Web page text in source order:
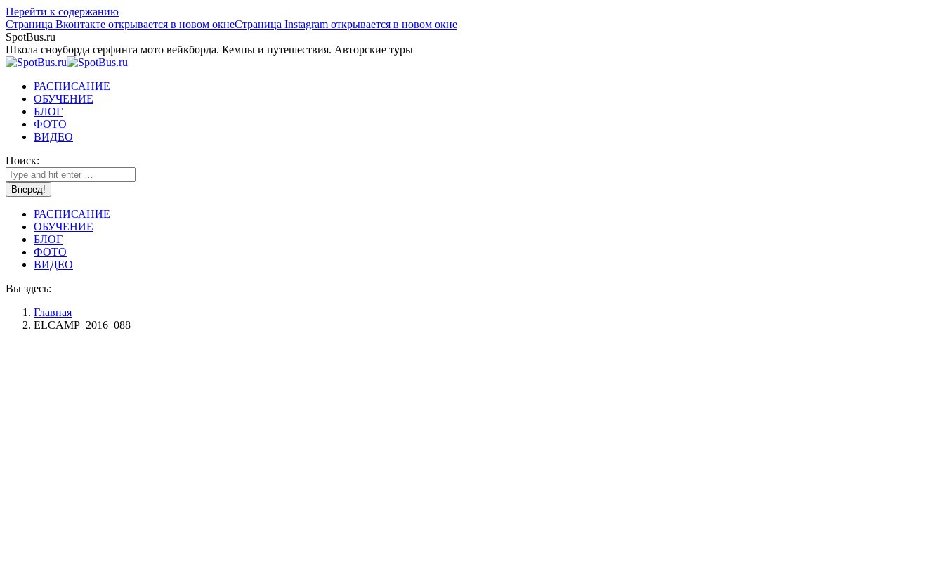
Перейти к содержанию
Страница Вконтакте открывается в новом окнеСтраница Instagram открывается в новом окне
SpotBus.ru
Школа сноуборда серфинга мото вейкборда. Кемпы и путешествия. Авторские туры
РАСПИСАНИЕ
ОБУЧЕНИЕ
БЛОГ
ФОТО
ВИДЕО
Поиск:
РАСПИСАНИЕ
ОБУЧЕНИЕ
БЛОГ
ФОТО
ВИДЕО
Вы здесь:
Главная
ELCAMP_2016_088